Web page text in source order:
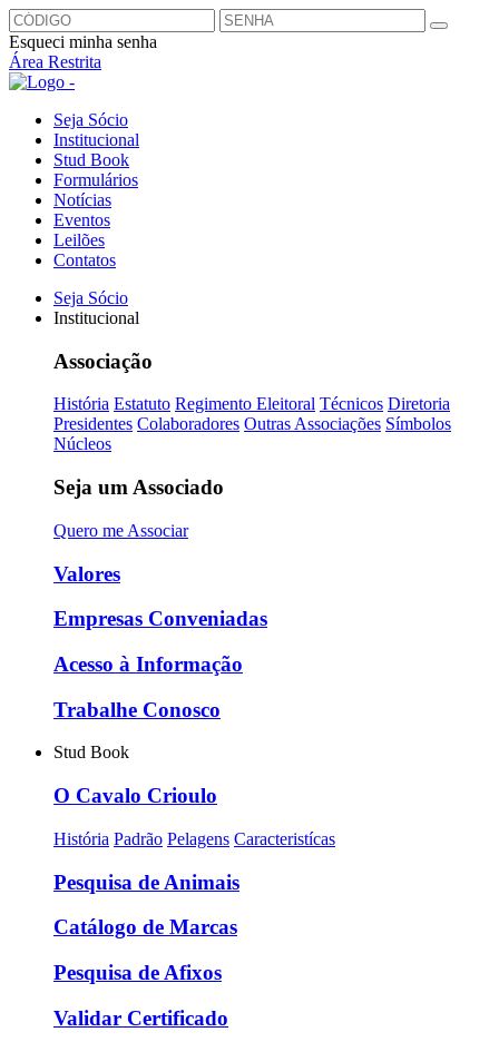
Esqueci minha senha
Área Restrita
Seja Sócio
Institucional
Stud Book
Formulários
Notícias
Eventos
Leilões
Contatos
Seja Sócio
Institucional
Associação
História Estatuto Regimento Eleitoral Técnicos Diretoria
Presidentes Colaboradores Outras Associações Símbolos
Núcleos
Seja um Associado
Quero me Associar
Valores
Empresas Conveniadas
Acesso à Informação
Trabalhe Conosco
Stud Book
O Cavalo Crioulo
História Padrão Pelagens Caracteristícas
Pesquisa de Animais
Catálogo de Marcas
Pesquisa de Afixos
Validar Certificado